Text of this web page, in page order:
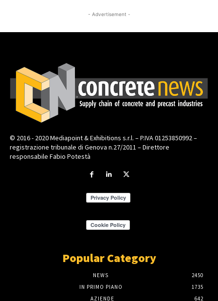
- Advertisement -
© 2016 - 2020 Mediapoint & Exhibitions s.r.l. – P.IVA 01253850992 –
registrazione tribunale di Genova n.27/2011 – Direttore
responsabile Fabio Potestà
Popular Category
NEWS
2450
IN PRIMO PIANO
1735
AZIENDE
642